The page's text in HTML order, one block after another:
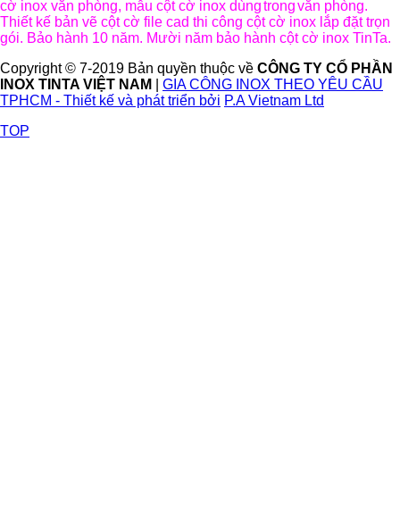
cờ inox văn phòng, mẫu cột cờ inox dùngtrongvăn phòng.
Thiết kế bản vẽ cột cờ file cad thi công cột cờ inox lắp đặt trọn
gói. Bảo hành 10 năm. Mười năm bảo hành cột cờ inox TinTa.
Copyright © 7-2019 Bản quyền thuộc về CÔNG TY CỔ PHẦN
INOX TINTA VIỆT NAM
GIA CÔNG INOX THEO YÊU CẦU
TPHCM - Thiết kế và phát triển bởi P.A Vietnam Ltd
TOP